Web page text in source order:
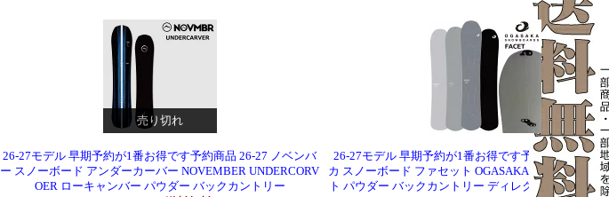
売り切れ
26-27モデル 早期予約が1番お得です予約商品 26-27 ノベンバ
ー スノーボード アンダーカーバー NOVEMBER UNDERCORV
OER ローキャンバー パウダー バックカントリー
26-27モデル 早期予約が1番お得です予約商品 26-27
カ スノーボード ファセット OGASAKA FACET 国産
ト パウダー バックカントリー ディレクショナル コン